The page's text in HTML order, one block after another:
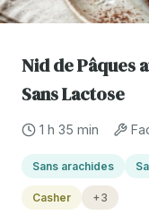
Nid de Pâques
Sans Lactose
1 h 35 min
Sans arachides
Casher +3